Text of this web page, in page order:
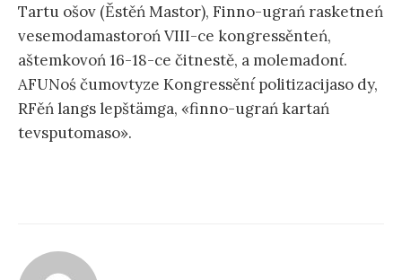
Tartu ošov (Ěstěń Mastor), Finno-ugrań rasketneń
vesemodamastoroń VIII-ce kongressěnteń,
aštemkovoń 16-18-ce čitnestě, a molemadont́.
AFUNoś čumovtyze Kongressěnt́ politizacijaso dy,
RFěń langs lepštämga, «finno-ugrań kartań
tevsputomaso».